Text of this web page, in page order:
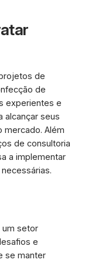
de
de
experientes e
alcançar seus
Além
de consultoria
a implementar
um setor
e
se manter